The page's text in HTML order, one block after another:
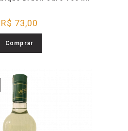
R$ 73,00
Comprar